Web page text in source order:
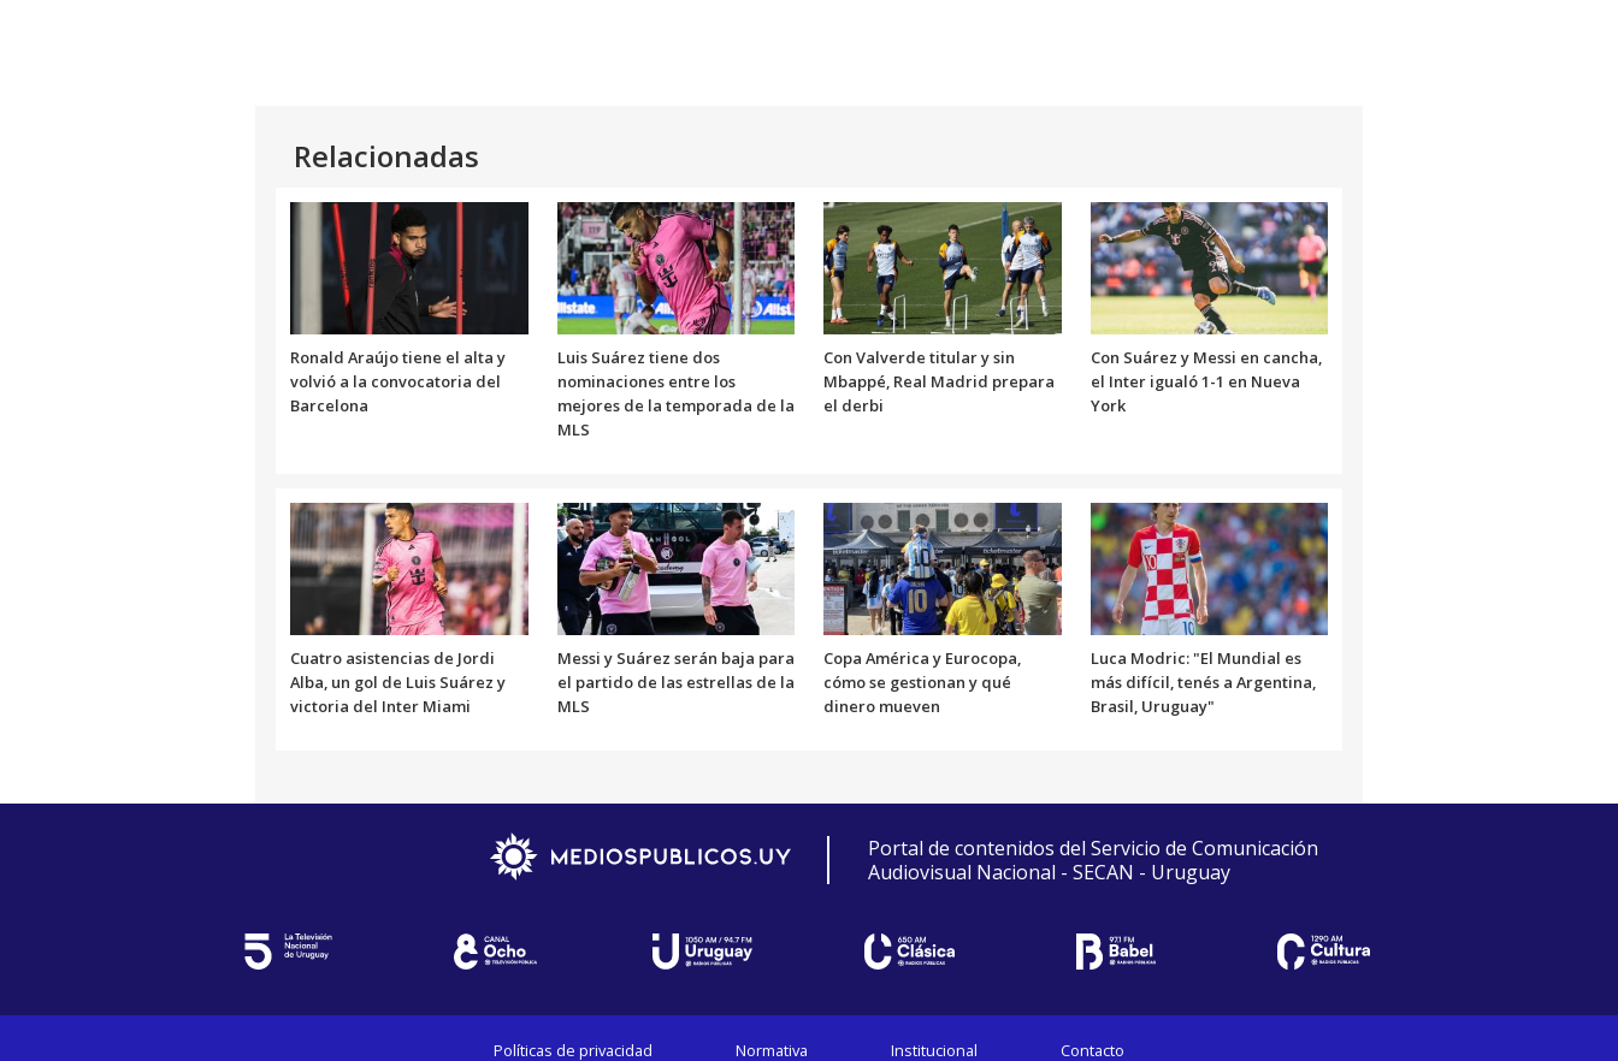
Relacionadas
Ronald Araújo tiene el alta y
volvió a la convocatoria del
Barcelona
Luis Suárez tiene dos
nominaciones entre los
mejores de la temporada de la
MLS
Con Valverde titular y sin
Mbappé, Real Madrid prepara
el derbi
Con Suárez y Messi en cancha,
el Inter igualó 1-1 en Nueva
York
Cuatro asistencias de Jordi
Alba, un gol de Luis Suárez y
victoria del Inter Miami
Messi y Suárez serán baja para
el partido de las estrellas de la
MLS
Copa América y Eurocopa,
cómo se gestionan y qué
dinero mueven
Luca Modric: "El Mundial es
más difícil, tenés a Argentina,
Brasil, Uruguay"
Portal de contenidos del Servicio de Comunicación
Audiovisual Nacional - SECAN - Uruguay
Políticas de privacidad Normativa Institucional Contacto